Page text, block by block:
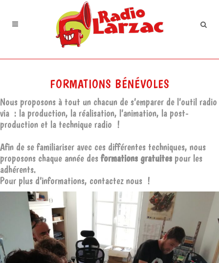
FORMATIONS BÉNÉVOLES
Nous proposons à tout un chacun de s’emparer de l’outil radio
via : la production, la réalisation, l’animation, la post-
production et la technique radio !
Afin de se familiariser avec ces différentes techniques, nous
proposons chaque année des formations gratuites pour les
adhérents.
Pour plus d’informations, contactez nous !